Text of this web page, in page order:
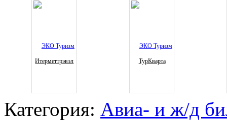
Итерметтрэвэл ТурКварта
Категория: Авиа- и ж/д